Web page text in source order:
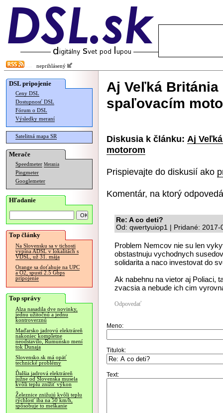
neprihlásený
DSL pripojenie
Ceny DSL
Dostupnosť DSL
Fórum o DSL
Výsledky meraní
Satelitná mapa SR
Merače
Speedmeter Merania
Pingmeter
Googlemeter
Hľadanie
Top články
Na Slovensku sa v tichosti
vypína ADSL v lokalitách s
VDSL, už 31. mája
Orange sa doťahuje na UPC
a O2, spustí 2.5 Gbps
pripojenie
Top správy
Alza nasadila dve novinky,
jednu užitočnú a jednu
kontroverznú
Maďarsko jadrovú elektráreň
nakoniec kompletne
neodstavilo, Rumunsko mení
tok Dunaja
Slovensko.sk má opäť
technické problémy
Ďalšia jadrová elektráreň
južne od Slovenska musela
kvôli teplu znížiť výkon
Železnice znižujú kvôli teplu
rýchlosť iba na 50 km/h,
spôsobuje to meškanie
Aj Veľká Británia
spaľovacím
Diskusia k článku: Aj
motorom
Prispievajte do diskusií ako
Komentár, na ktorý
Re: A co deti?
Od: qwertyuiop1 | Pridané: 2017-
Problem Nemcov nie su len
obstastnuju vychodnych
solidarita a naco investovat do
Ak nabehnu na vietor aj Poliaci,
zvacsia a nebude ich cim
Odpovedať
Meno:
Titulok:
Text: